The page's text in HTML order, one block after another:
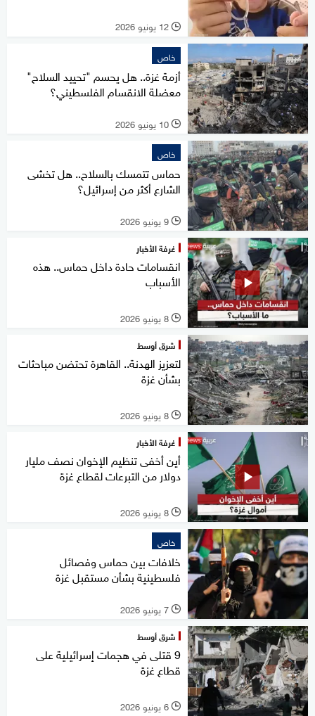
l 12 يونيو 2026
خاص
أزمة غزة.. هل يحسم "تحييد السلاح"
معضلة الانقسام الفلسطيني؟
l 10 يونيو 2026
خاص
حماس تتمسك بالسلاح.. هل تخشى
الشارع أكثر من إسرائيل؟
l 9 يونيو 2026
غرفة الأخبار
انقسامات حادة داخل حماس.. هذه
الأسباب
l 8 يونيو 2026
شرق أوسط
لتعزيز الهدنة.. القاهرة تحتضن مباحثات
بشأن غزة
l 8 يونيو 2026
غرفة الأخبار
أين أخفى تنظيم الإخوان نصف مليار
دولار من التبرعات لقطاع غزة
l 8 يونيو 2026
خاص
خلافات بين حماس وفصائل
فلسطينية بشأن مستقبل غزة
l 7 يونيو 2026
شرق أوسط
9 قتلى في هجمات إسرائيلية على
قطاع غزة
l 6 يونيو 2026